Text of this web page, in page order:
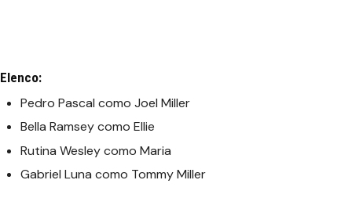
Elenco:
Pedro Pascal como Joel Miller
Bella Ramsey como Ellie
Rutina Wesley como Maria
Gabriel Luna como Tommy Miller